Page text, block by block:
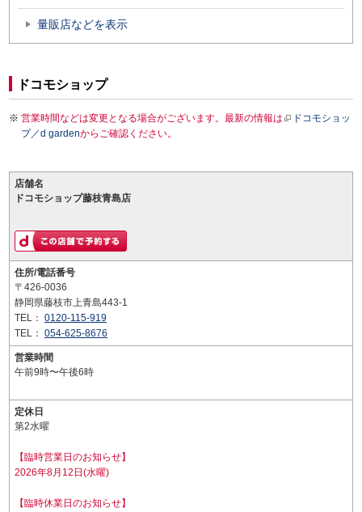
量販店などを表示
ドコモショップ
営業時間などは変更となる場合がございます。最新の情報は
ドコモショッ
プ／d gardenからご確認ください。
店舗名
ドコモショップ藤枝青島店
住所/電話番号
〒426-0036
静岡県藤枝市上青島443-1
TEL： 0120-115-919
TEL： 054-625-8676
営業時間
午前9時〜午後6時
定休日
第2水曜
【臨時営業日のお知らせ】
2026年8月12日(水曜)
【臨時休業日のお知らせ】